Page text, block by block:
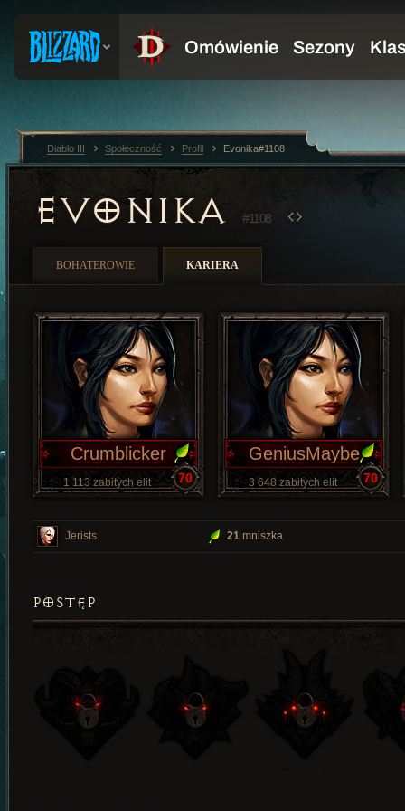
EVONIKA #1108
BOHATEROWIE KARIERA
Crumblicker
1 113 zabitych elit 70
GeniusMaybe
3 648 zabitych elit 70
Jerists 21 mniszka
POSTĘP
Diablo III Społeczność Profil Evonika#1108